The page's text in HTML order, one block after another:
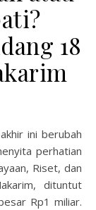
18
perhatian
Riset, dan
dituntut
Rp1 miliar.